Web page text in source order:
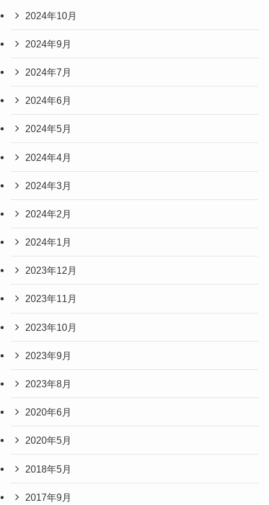
2024年10月
2024年9月
2024年7月
2024年6月
2024年5月
2024年4月
2024年3月
2024年2月
2024年1月
2023年12月
2023年11月
2023年10月
2023年9月
2023年8月
2020年6月
2020年5月
2018年5月
2017年9月